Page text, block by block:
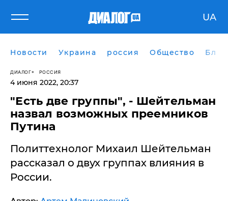
UA
Новости Украина россия Общество
ДИАЛОГ РОССИЯ
4 июня 2022, 20:37
"Есть две группы", - Шейтельман
назвал возможных преемников
Путина
Политтехнолог Михаил Шейтельман
рассказал о двух группах влияния в
России.